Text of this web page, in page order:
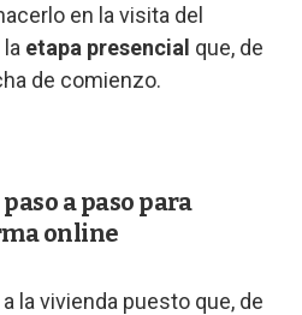
en la visita del
etapa presencial que, de
de comienzo.
a paso para
online
a la vivienda puesto que, de